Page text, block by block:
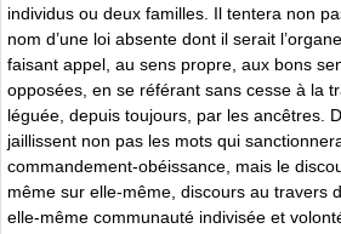
individus ou deux familles. Il tentera non
nom d’une loi absente dont il serait
faisant appel, au sens propre, aux bons
opposées, en se référant sans cesse à la
léguée, depuis toujours, par les ancêtres.
jaillissent non pas les mots qui
commandement-obéissance, mais le
même sur elle-même, discours au travers
elle-même communauté indivisée et